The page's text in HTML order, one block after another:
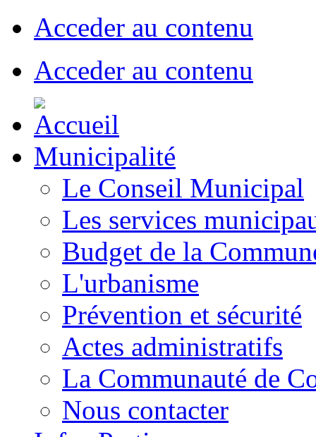
Acceder au contenu
Acceder au contenu
Municipalité
Le Conseil Municipal
Les services
Budget de la
L'urbanisme
Prévention et sécurité
Actes administratifs
La Communauté de
Nous contacter